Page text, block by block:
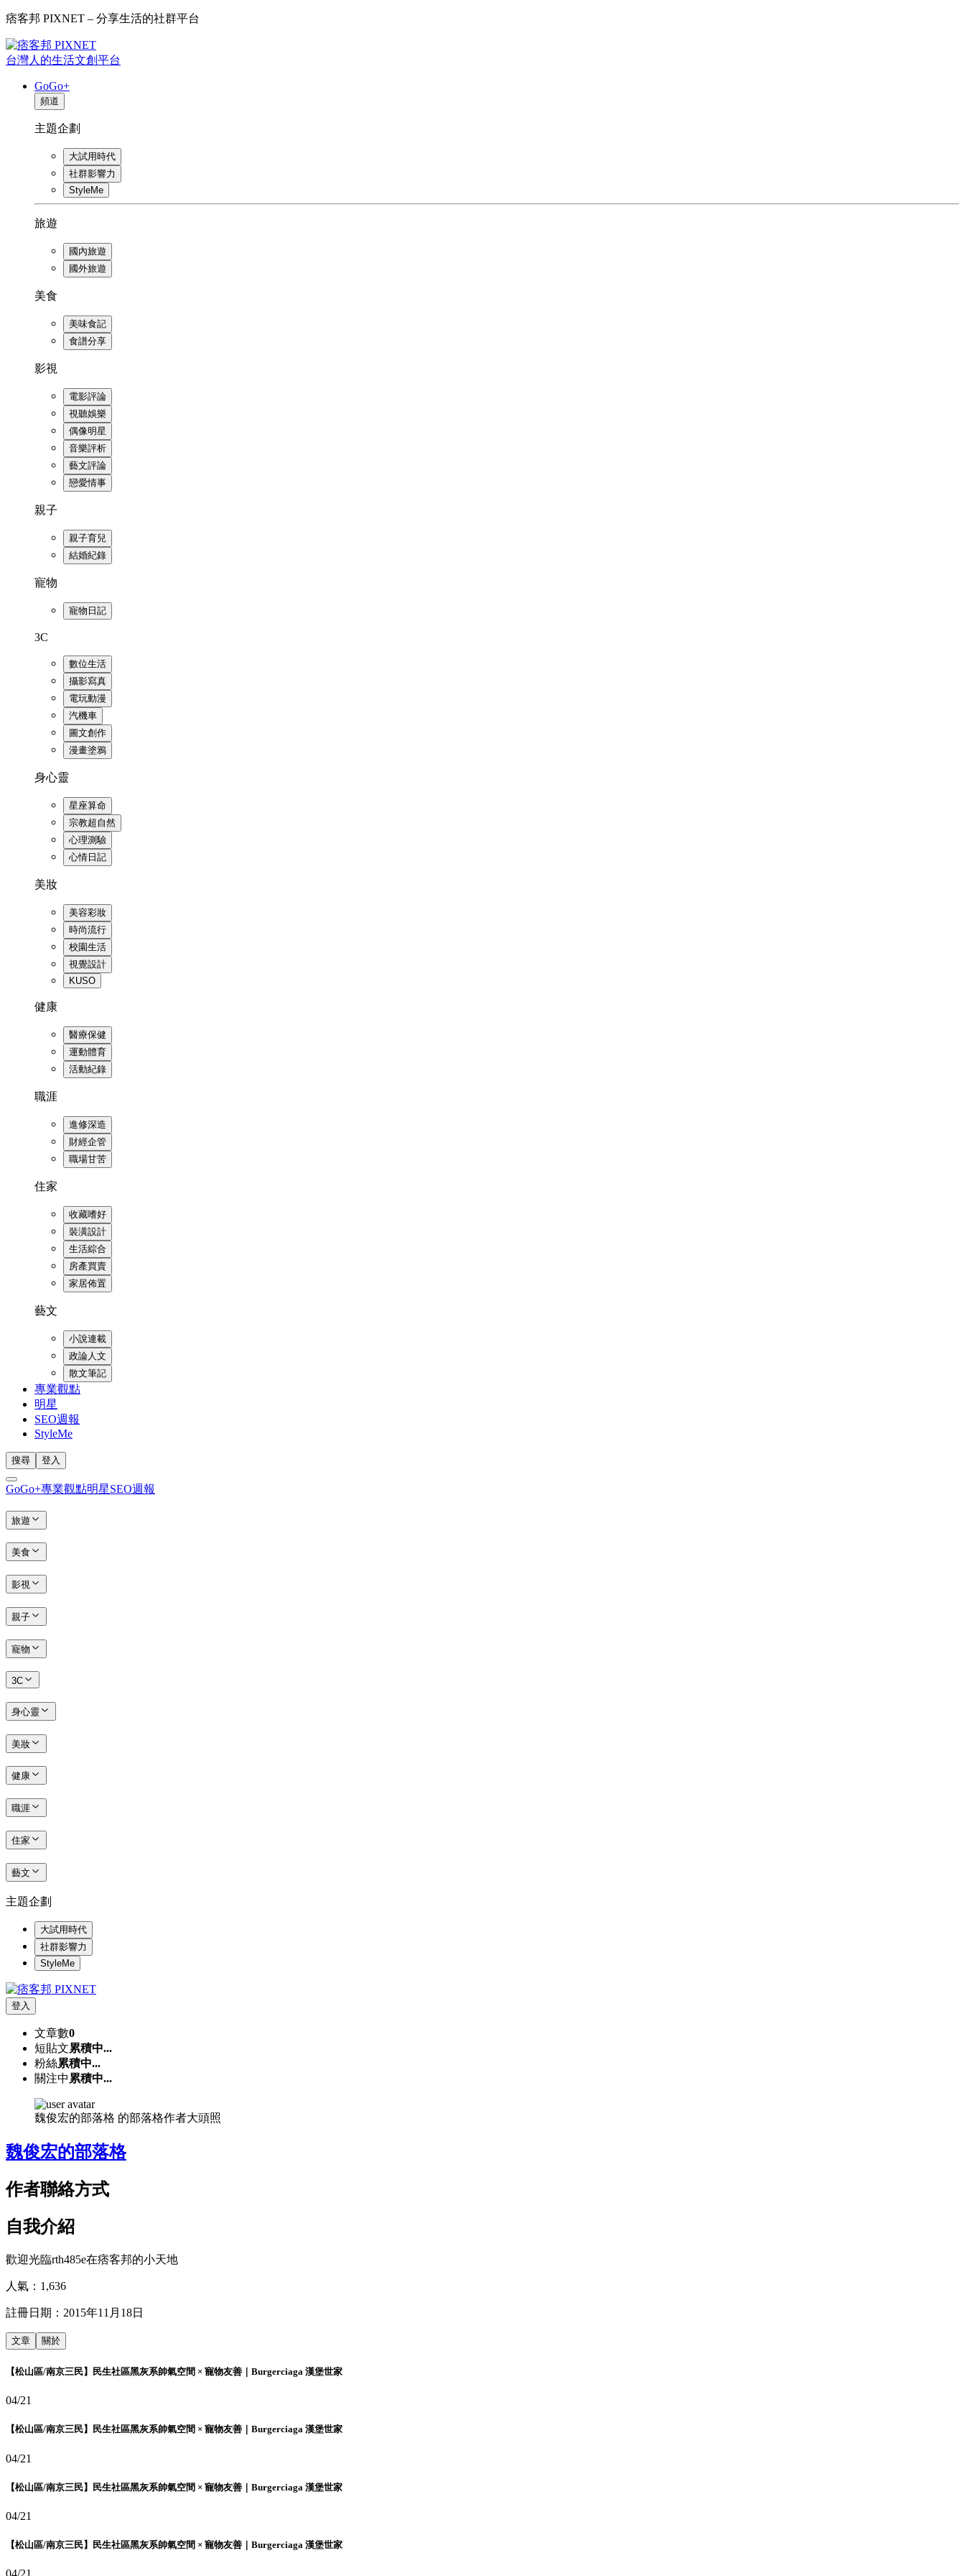
痞客邦 PIXNET – 分享生活的社群平台
台灣人的生活文創平台
GoGo+
頻道
主題企劃
大試用時代
社群影響力
StyleMe
旅遊
國內旅遊
國外旅遊
美食
美味食記
食譜分享
影視
電影評論
視聽娛樂
偶像明星
音樂評析
藝文評論
戀愛情事
親子
親子育兒
結婚紀錄
寵物
寵物日記
3C
數位生活
攝影寫真
電玩動漫
汽機車
圖文創作
漫畫塗鴉
身心靈
星座算命
宗教超自然
心理測驗
心情日記
美妝
美容彩妝
時尚流行
校園生活
視覺設計
KUSO
健康
醫療保健
運動體育
活動紀錄
職涯
進修深造
財經企管
職場甘苦
住家
收藏嗜好
裝潢設計
生活綜合
房產買賣
家居佈置
藝文
小說連載
政論人文
散文筆記
專業觀點
明星
SEO週報
StyleMe
搜尋 登入
GoGo+專業觀點明星SEO週報
旅遊
美食
影視
親子
寵物
3C
身心靈
美妝
健康
職涯
住家
藝文
主題企劃
大試用時代
社群影響力
StyleMe
登入
文章數0
短貼文累積中...
粉絲累積中...
關注中 累積中...
魏俊宏的部落格 的部落格作者大頭照
魏俊宏的部落格
作者聯絡方式
自我介紹
歡迎光臨rth485e在痞客邦的小天地
人氣： 1,636
註冊日期： 2015年11月18日
文章 關於
【松山區/南京三民】民生社區黑灰系帥氣空間 × 寵物友善｜Burgerciaga 漢堡世家
04/21
【松山區/南京三民】民生社區黑灰系帥氣空間 × 寵物友善｜Burgerciaga 漢堡世家
04/21
【松山區/南京三民】民生社區黑灰系帥氣空間 × 寵物友善｜Burgerciaga 漢堡世家
04/21
【松山區/南京三民】民生社區黑灰系帥氣空間 × 寵物友善｜Burgerciaga 漢堡世家